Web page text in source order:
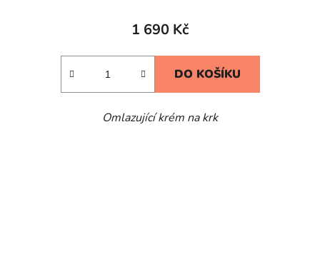
1 690 Kč
DO KOŠÍKU
Omlazující krém na krk